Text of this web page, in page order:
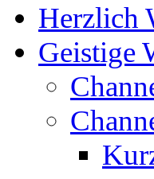
Herzlich
Geistige